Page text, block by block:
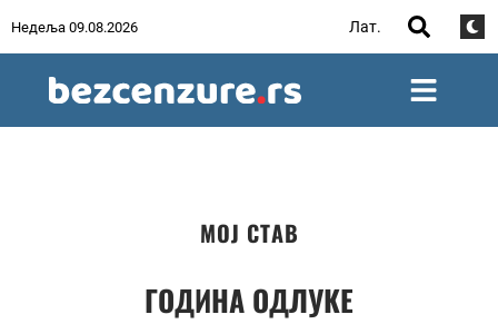
Недеља 09.08.2026 Лат.
МОЈ СТАВ
ГОДИНА ОДЛУКЕ